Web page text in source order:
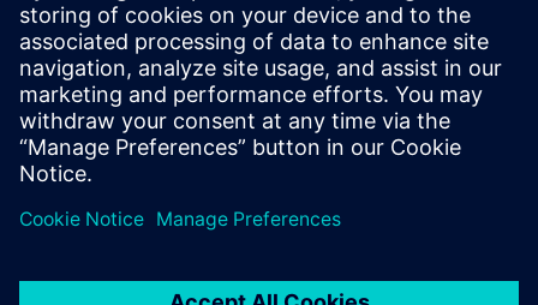
manufacturing with PLM, ERP,
and MES integration
Smart Factory - Digitization of Parts Production
Digitization of Parts Production - from Manual to
Autonomous Production